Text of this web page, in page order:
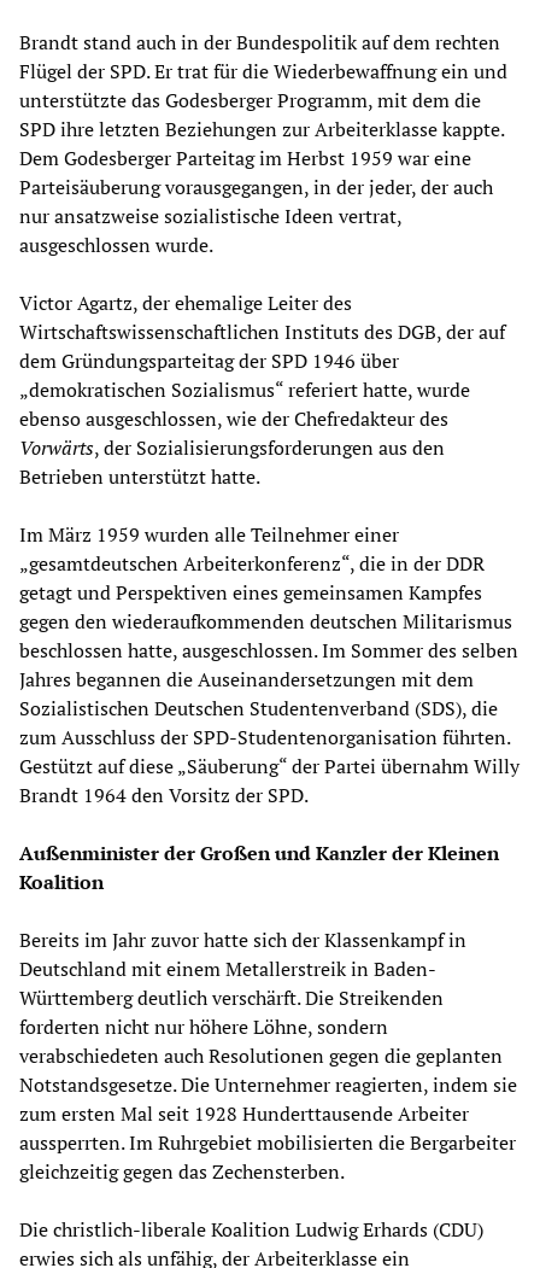
Brandt stand auch in der Bundespolitik auf dem rechten
Flügel der SPD. Er trat für die Wiederbewaffnung ein und
unterstützte das Godesberger Programm, mit dem die
SPD ihre letzten Beziehungen zur Arbeiterklasse kappte.
Dem Godesberger Parteitag im Herbst 1959 war eine
Parteisäuberung vorausgegangen, in der jeder, der auch
nur ansatzweise sozialistische Ideen vertrat,
ausgeschlossen wurde.
Victor Agartz, der ehemalige Leiter des
Wirtschaftswissenschaftlichen Instituts des DGB, der auf
dem Gründungsparteitag der SPD 1946 über
„demokratischen Sozialismus“ referiert hatte, wurde
ebenso ausgeschlossen, wie der Chefredakteur des
Vorwärts, der Sozialisierungsforderungen aus den
Betrieben unterstützt hatte.
Im März 1959 wurden alle Teilnehmer einer
„gesamtdeutschen Arbeiterkonferenz“, die in der DDR
getagt und Perspektiven eines gemeinsamen Kampfes
gegen den wiederaufkommenden deutschen Militarismus
beschlossen hatte, ausgeschlossen. Im Sommer des selben
Jahres begannen die Auseinandersetzungen mit dem
Sozialistischen Deutschen Studentenverband (SDS), die
zum Ausschluss der SPD-Studentenorganisation führten.
Gestützt auf diese „Säuberung“ der Partei übernahm Willy
Brandt 1964 den Vorsitz der SPD.
Außenminister der Großen und Kanzler der Kleinen
Koalition
Bereits im Jahr zuvor hatte sich der Klassenkampf in
Deutschland mit einem Metallerstreik in Baden-
Württemberg deutlich verschärft. Die Streikenden
forderten nicht nur höhere Löhne, sondern
verabschiedeten auch Resolutionen gegen die geplanten
Notstandsgesetze. Die Unternehmer reagierten, indem sie
zum ersten Mal seit 1928 Hunderttausende Arbeiter
aussperrten. Im Ruhrgebiet mobilisierten die Bergarbeiter
gleichzeitig gegen das Zechensterben.
Die christlich-liberale Koalition Ludwig Erhards (CDU)
erwies sich als unfähig, der Arbeiterklasse ein